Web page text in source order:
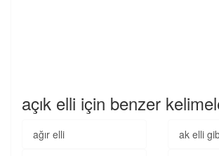
açık elli için benzer
ağır elli ak elli